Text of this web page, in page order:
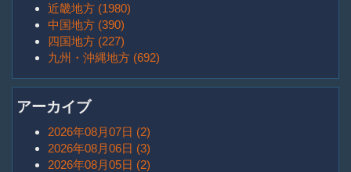
近畿地方 (1980)
中国地方 (390)
四国地方 (227)
九州・沖縄地方 (692)
アーカイブ
2026年08月07日 (2)
2026年08月06日 (3)
2026年08月05日 (2)